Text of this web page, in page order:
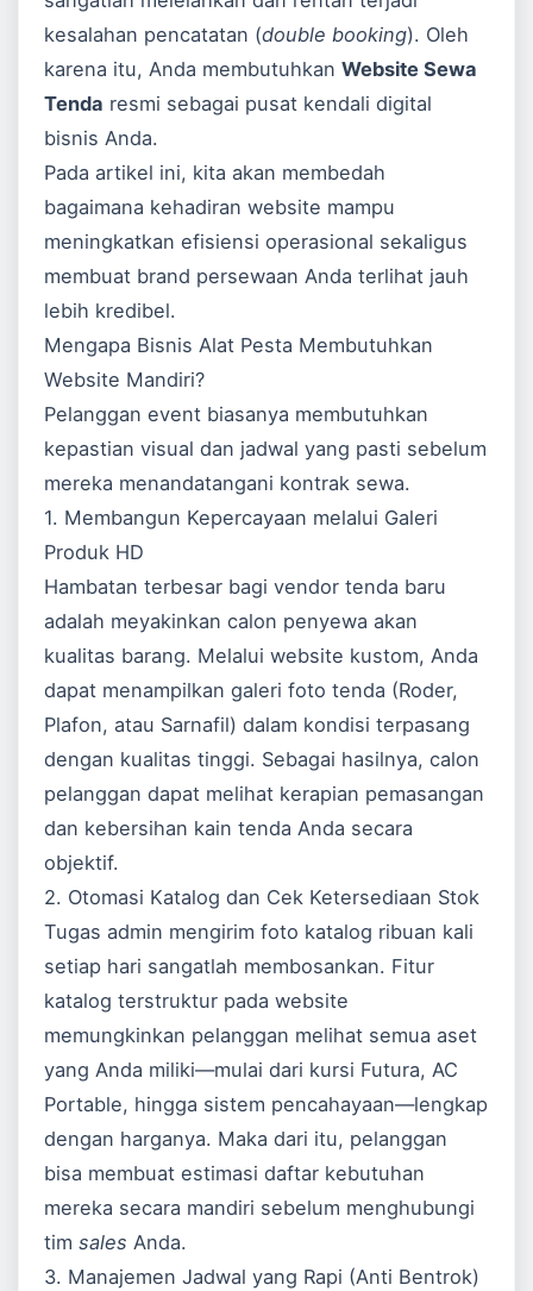
kesalahan pencatatan (double booking). Oleh
karena itu, Anda membutuhkanWebsite Sewa
Tenda resmi sebagai pusat kendali digital
bisnis Anda.
Pada artikel ini, kita akan membedah
bagaimana kehadiran website mampu
meningkatkan efisiensi operasional sekaligus
membuat brand persewaan Anda terlihat jauh
lebih kredibel.
Mengapa Bisnis Alat Pesta Membutuhkan
Website Mandiri?
Pelanggan event biasanya membutuhkan
kepastian visual dan jadwal yang pasti sebelum
mereka menandatangani kontrak sewa.
1. Membangun Kepercayaan melalui Galeri
Produk HD
Hambatan terbesar bagi vendor tenda baru
adalah meyakinkan calon penyewa akan
kualitas barang. Melalui website kustom, Anda
dapat menampilkan galeri foto tenda (Roder,
Plafon, atau Sarnafil) dalam kondisi terpasang
dengan kualitas tinggi. Sebagai hasilnya, calon
pelanggan dapat melihat kerapian pemasangan
dan kebersihan kain tenda Anda secara
objektif.
2. Otomasi Katalog dan Cek Ketersediaan Stok
Tugas admin mengirim foto katalog ribuan kali
setiap hari sangatlah membosankan. Fitur
katalog terstruktur pada website
memungkinkan pelanggan melihat semua aset
yang Anda miliki—mulai dari kursi Futura, AC
Portable, hingga sistem pencahayaan—lengkap
dengan harganya. Maka dari itu, pelanggan
bisa membuat estimasi daftar kebutuhan
mereka secara mandiri sebelum menghubungi
timsales Anda.
3. Manajemen Jadwal yang Rapi (Anti Bentrok)